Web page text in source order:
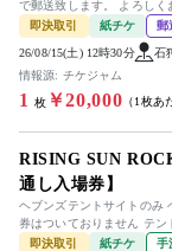
で郵送致します。 よろしく
即決取引
紙チケ 郵
26/08/15(土) 12時30分
石
情報源: チケジャム
1 枚￥20,000 （1枚あ
RISING SUN
通し⼊場券】
ヘブンズテントサイトのみ
券はついておりません テントサイトの場所抽選は済ませてしまいましたので、10日以降の
お知らせとなりますが、サ
即決取引 紙チケ 手